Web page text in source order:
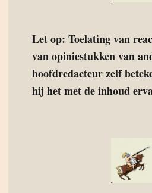
Let op: Toelating van
van opiniestukken van
hoofdredacteur zelf
hij het met de inhoud